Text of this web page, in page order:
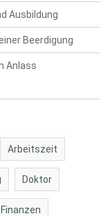
Ausbildung
Beerdigung
Anlass
Arbeitszeit
Doktor
Finanzen